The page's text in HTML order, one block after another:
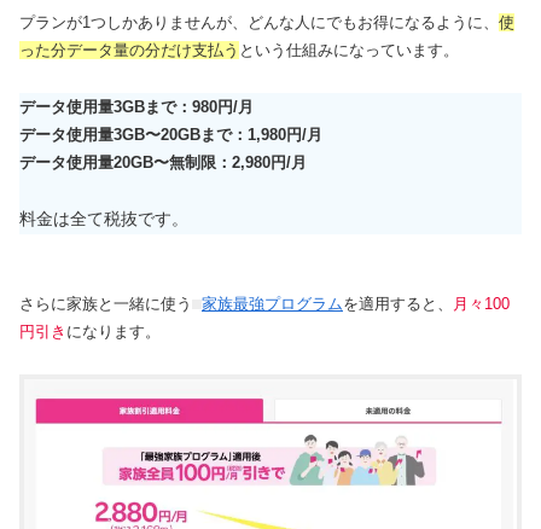
プランが1つしかありませんが、どんな人にでもお得になるように、 使
った分データ量の分だけ支払う という仕組みになっています。
データ使用量3GBまで：980円/月
データ使用量3GB〜20GBまで：1,980円/月
データ使用量20GB〜無制限：2,980円/月
料金は全て税抜です。
さらに家族と一緒に使う 家族最強プログラムを適用すると、
月々100
円引き になります。